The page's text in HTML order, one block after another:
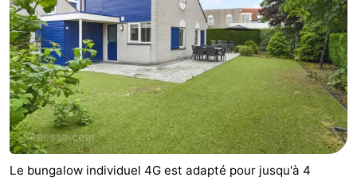
Le bungalow individuel 4G est adapté pour jusqu'à 4